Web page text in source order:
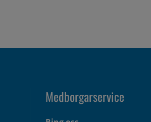
Medborgarservice